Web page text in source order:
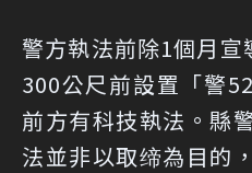
警方執法前除1個月
300公尺前設置「警
前方有科技執法。縣
法並非以取缔為目的